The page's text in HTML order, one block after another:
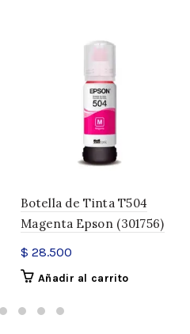
Botella de Tinta T504
Magenta Epson (301756)
$ 28.500
Añadir al carrito